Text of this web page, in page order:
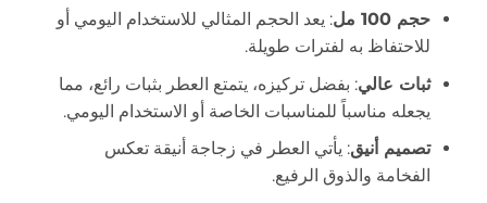
حجم 100 مل
: يعد الحجم المثالي للاستخدام اليومي أو
للاحتفاظ به لفترات طويلة.
ثبات عالي: بفضل تركيزه، يتمتع العطر بثبات رائع، مما
يجعله مناسباً للمناسبات الخاصة أو الاستخدام اليومي.
تصميم أنيق: يأتي العطر في زجاجة أنيقة تعكس
الفخامة والذوق الرفيع.